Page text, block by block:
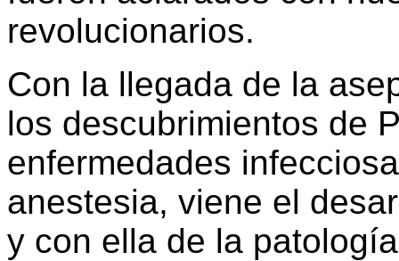
revolucionarios.
Con la llegada de la
los descubrimientos de
enfermedades
anestesia, viene el
y con ella de la